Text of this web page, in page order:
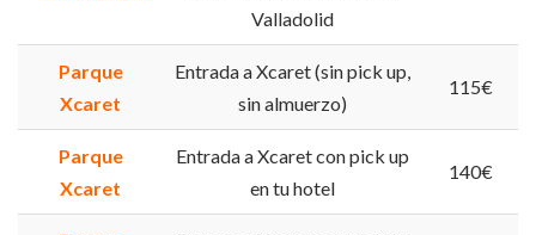
Valladolid
Parque
Xcaret
Entrada a Xcaret (sin pick up,
sin almuerzo)
115€
Parque
Xcaret
Entrada a Xcaret con pick up
en tu hotel
140€